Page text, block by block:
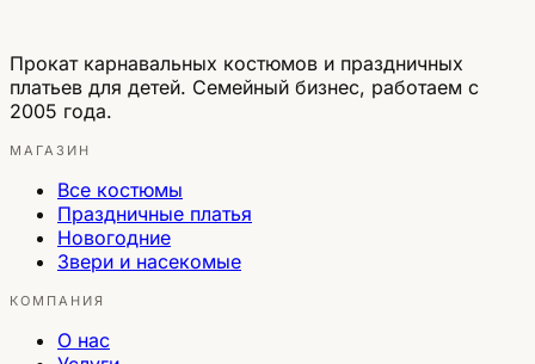
Прокат карнавальных костюмов и праздничных
платьев для детей. Семейный бизнес, работаем с
2005 года.
МАГАЗИН
Все костюмы
Праздничные платья
Новогодние
Звери и насекомые
КОМПАНИЯ
О нас